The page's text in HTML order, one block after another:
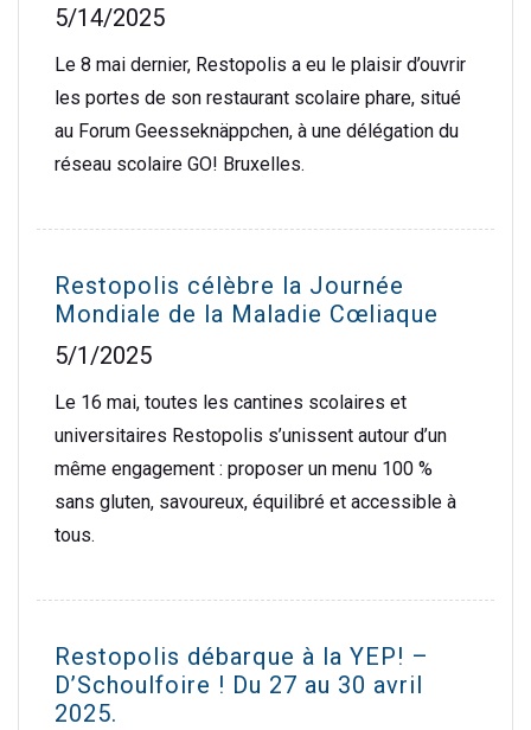
5/14/2025
Le 8 mai dernier, Restopolis a eu le plaisir d’ouvrir
les portes de son restaurant scolaire phare, situé
au Forum Geesseknäppchen, à une délégation du
réseau scolaire GO! Bruxelles.
Restopolis célèbre la Journée
Mondiale de la Maladie Cœliaque
5/1/2025
Le 16 mai, toutes les cantines scolaires et
universitaires Restopolis s’unissent autour d’un
même engagement : proposer un menu 100 %
sans gluten, savoureux, équilibré et accessible à
tous.
Restopolis débarque à la YEP! –
D’Schoulfoire ! Du 27 au 30 avril
2025.